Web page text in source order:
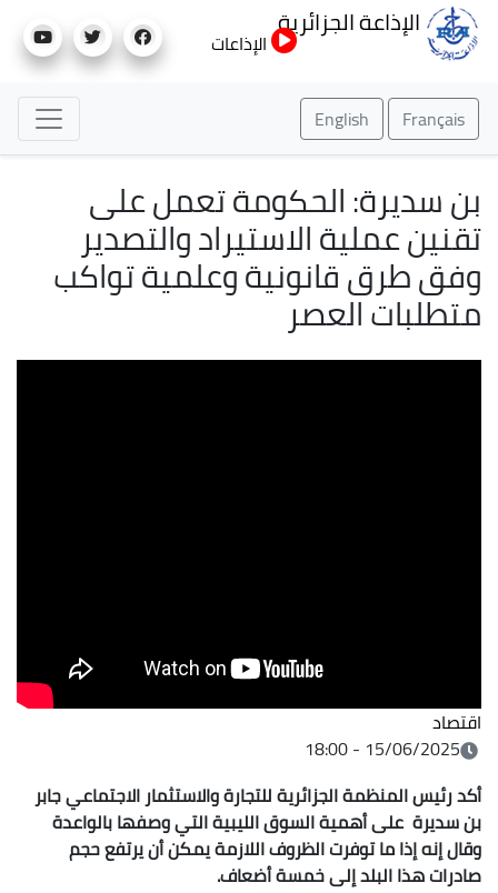
إلى
الإذاعة الجزائرية
الإذاعات
Français
English
بن سديرة: الحكومة تعمل على
تقنين عملية الاستيراد والتصدير
وفق طرق قانونية وعلمية تواكب
متطلبات العصر
اقتصاد
15/06/2025 - 18:00
أكد رئيس المنظمة الجزائرية للتجارة والاستثمار الاجتماعي جابر
بن سديرة على أهمية السوق الليبية التي وصفها بالواعدة
وقال إنه إذا ما توفرت الظروف اللازمة يمكن أن يرتفع حجم
صادرات هذا البلد إلى خمسة أضعاف.